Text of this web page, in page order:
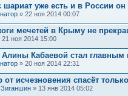
шариат уже есть и в России он
» 22 ноя 2014 00:07
мечетей в Крыму не
21 ноя 2014 15:00
Алины Кабаевой стал главным
» 20 ноя 2014 22:31
от исчезновения спасёт
» 13 янв 2014 05:02